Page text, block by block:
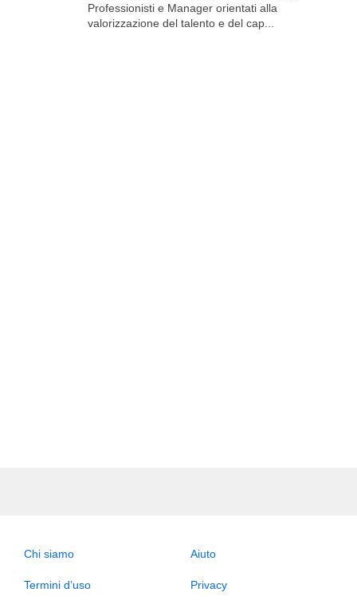
Professionisti e Manager orientati alla
valorizzazione del talento e del cap...
Chi siamo Aiuto
Termini d’uso Privacy